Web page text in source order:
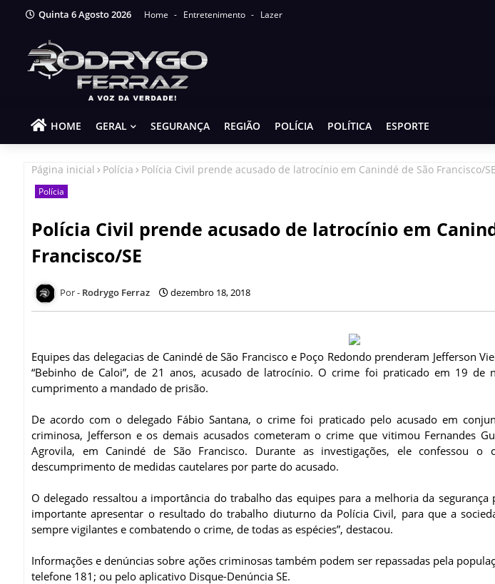
Quinta 6 Agosto 2026 Home Entretenimento Lazer
HOME GERAL SEGURANÇA REGIÃO POLÍCIA POLÍTICA ESPORTE
Página inicial Polícia Polícia Civil prende acusado de latrocínio em Canindé de São Francisco/SE
Polícia
Polícia Civil prende acusado de latrocínio em
Francisco/SE
Rodrygo Ferraz dezembro 18, 2018
Equipes das delegacias de Canindé de São Francisco e Poço Redondo prenderam Jefferson
“Bebinho de Caloi”, de 21 anos, acusado de latrocínio. O crime foi praticado em 19 de
cumprimento a mandado de prisão.
De acordo com o delegado Fábio Santana, o crime foi praticado pelo acusado em
criminosa, Jefferson e os demais acusados cometeram o crime que vitimou Fernandes
Agrovila, em Canindé de São Francisco. Durante as investigações, ele confessou
descumprimento de medidas cautelares por parte do acusado.
O delegado ressaltou a importância do trabalho das equipes para a melhoria da segurança
importante apresentar o resultado do trabalho diuturno da Polícia Civil, para que a
sempre vigilantes e combatendo o crime, de todas as espécies”, destacou.
Informações e denúncias sobre ações criminosas também podem ser repassadas pela
telefone 181; ou pelo aplicativo Disque-Denúncia SE.